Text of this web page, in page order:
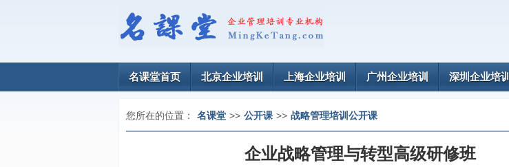
名课堂首页 北京企业培训 上海企业培训 广州企业培训 深圳企业培训
您所在的位置： 名课堂 >> 公开课 >> 战略管理培训公开课
企业战略管理与转型高级研修班